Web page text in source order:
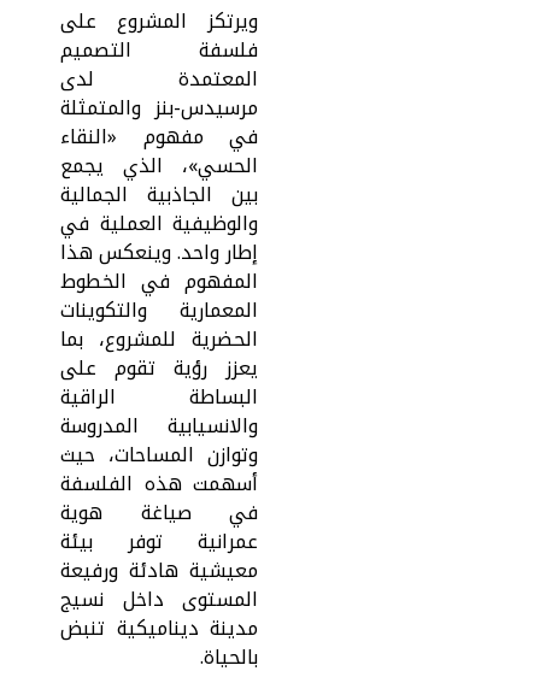
ويرتكز المشروع على
فلسفة التصميم
المعتمدة لدى
مرسيدس-بنز والمتمثلة
في مفهوم «النقاء
الحسي»، الذي يجمع
بين الجاذبية الجمالية
والوظيفية العملية في
إطار واحد. وينعكس هذا
المفهوم في الخطوط
المعمارية والتكوينات
الحضرية للمشروع، بما
يعزز رؤية تقوم على
البساطة الراقية
والانسيابية المدروسة
وتوازن المساحات، حيث
أسهمت هذه الفلسفة
في صياغة هوية
عمرانية توفر بيئة
معيشية هادئة ورفيعة
المستوى داخل نسيج
مدينة ديناميكية تنبض
بالحياة.